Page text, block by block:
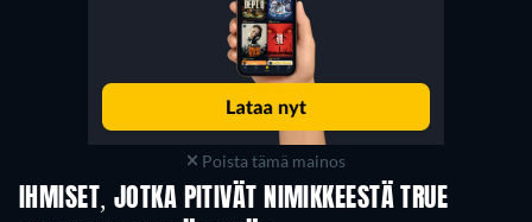
Poista tämä mainos
IHMISET, JOTKA PITIVÄT NIMIKKEESTÄ TRUE